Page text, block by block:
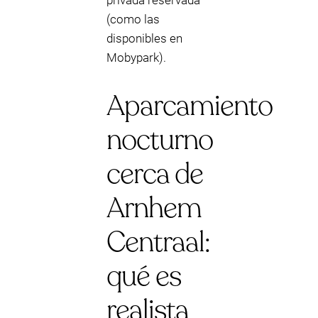
(como las
disponibles en
Mobypark).
Aparcamiento
nocturno
cerca de
Arnhem
Centraal:
qué es